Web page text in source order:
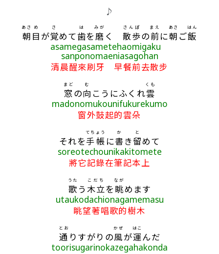
♪
朝
あさ
目
め
が覚
さ
めて歯
は
を磨
みが
く 散歩
さんぽ
の前
まえ
に朝
あさ
ご飯
はん
asamegasametehaomigaku
sanponomaeniasagohan
清晨醒來刷牙 早餐前去散步
窓
まど
の向
む
こうにふくれ雲
くも
madonomukounifukurekumo
窗外鼓起的雲朵
それを手帳
てちょう
に書
か
き留
と
めて
soreotechounikakitomete
將它記錄在筆記本上
歌
うた
う 木立
こだち
を 眺
なが
めます
utaukodachionagamemasu
眺望著唱歌的樹木
通
とお
りすがりの風
かぜ
が運
はこ
んだ
toorisugarinokazegahakonda